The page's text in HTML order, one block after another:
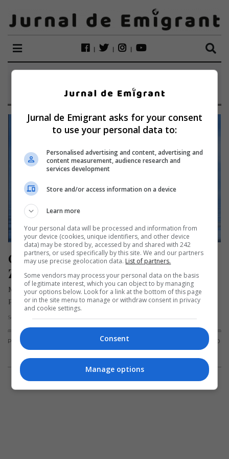
CRINILOR
O poezie pe zi: „Maica Crinilor” –
Zorica Lațcu
Maica Crinilor Tu stai învăluită în lunga Ta tăcere, În poală
porţi pe Fiul-mănunchi de crini zdrobiţi El poartă-n cap…
Scris de Mihai Diaconu
PUBLICITATE
CONDIȚII DE
UTILIZARE
POLITICA DE
CONFIDENȚIALITATE
POLITICA PRIVIND
FISIERELE
COOKIES
© 2019-
Toate drepturile rezervate Diaspora Media Network S.R.L -
Jurnal de Emigrant asks for your consent
to use your personal data to:
Personalised advertising and content, advertising and
content measurement, audience research and
services development
Store and/or access information on a device
Learn more
Your personal data will be processed and information from
your device (cookies, unique identifiers, and other device
data) may be stored by, accessed by and shared with 242
partners, or used specifically by this site. We and our partners
may use precise geolocation data. List of partners.
Some vendors may process your personal data on the basis
of legitimate interest, which you can object to by managing
your options below. Look for a link at the bottom of this page
or in the site menu to manage or withdraw consent in privacy
and cookie settings.
Consent
Manage options